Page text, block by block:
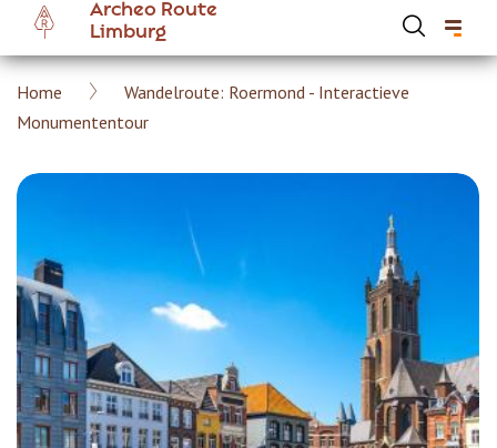
Overslaan
naar
inhoud
Archeo Route
Limburg
Kruimelpad
Home
Wandelroute: Roermond - Interactieve
Monumententour